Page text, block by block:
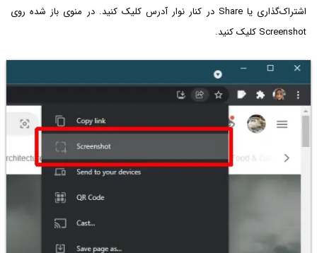
اشتراک‌گذاری یا Share در کنار نوار آدرس کلیک کنید. در منوی باز شده روی
Screenshot کلیک کنید.